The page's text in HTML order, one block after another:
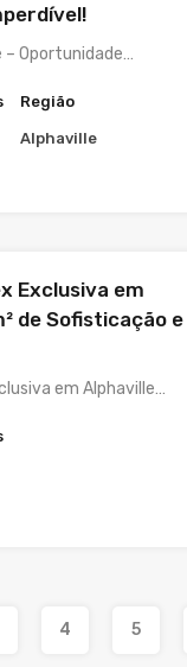
– Oportunidade…
Região
Alphaville
Exclusiva em
de Sofisticação e
em Alphaville…
4 5